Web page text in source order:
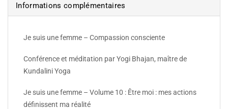
Informations complémentaires
Je suis une femme – Compassion consciente
Conférence et méditation par Yogi Bhajan, maître de
Kundalini Yoga
Je suis une femme – Volume 10 : Être moi : mes actions
définissent ma réalité